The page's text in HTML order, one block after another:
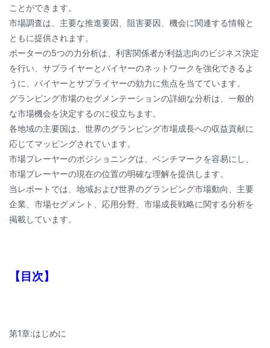
ことができます。
市場調査は、主要な推進要因、阻害要因、機会に関連する情報と
ともに提供されます。
ポーターの5つの力分析は、利害関係者が利益志向のビジネス決定
を行い、サプライヤーとバイヤーのネットワークを強化できるよ
うに、バイヤーとサプライヤーの効力に焦点を当てています。
グランピング市場のセグメンテーションの詳細な分析は、一般的
な市場機会を決定するのに役立ちます。
各地域の主要国は、世界のグランピング市場成長への収益貢献に
応じてマッピングされています。
市場プレーヤーのポジショニングは、ベンチマークを容易にし、
市場プレーヤーの現在の位置の明確な理解を提供します。
当レポートでは、地域および世界のグランピング市場動向、主要
企業、市場セグメント、応用分野、市場成長戦略に関する分析を
掲載しています。
【目次】
第1章:はじめに